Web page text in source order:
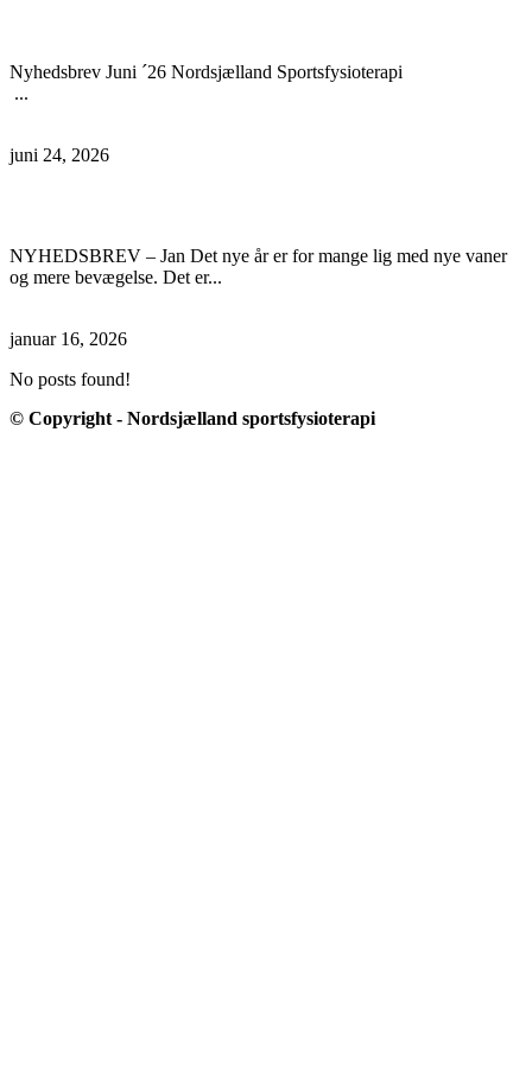
Nyhedsbrev Juni ´26 Nordsjælland Sportsfysioterapi
...
juni 24, 2026
NYHEDSBREV – Jan Det nye år er for mange lig med nye vaner
og mere bevægelse. Det er...
januar 16, 2026
No posts found!
© Copyright - Nordsjælland sportsfysioterapi